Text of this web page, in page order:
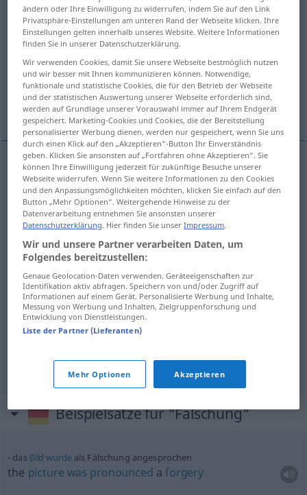
Übersicht aller Übersetzungen
(Für mehr Details die Übersetzung anklicken/antippen)
falsification fake, forgery, hoax
counterfeit money
falsification Fälschung durch Änderung
fake FälschungDokument, Kunstwerk etc
forgery FälschungDokument, Kunstwerk etc
hoax FälschungDokument, Kunstwerk etc
counterfeitmoney FälschungFalschgeld
Beispielsätze für "Fälschung"
das Bild wurdeals Fälschung angesprochen
the picture was pronounced aforgery
ändern oder Ihre Einwilligung zu widerrufen, indem Sie auf den Link
Privatsphäre-Einstellungen am unteren Rand der Webseite klicken. Ihre
Einstellungen gelten innerhalb unseres Website. Weitere Informationen
finden Sie in unserer Datenschutzerklärung.
Wir verwenden Cookies, damit Sie unsere Webseite bestmöglich nutzen
und wir besser mit Ihnen kommunizieren können. Notwendige,
funktionale und statistische Cookies, die für den Betrieb der Webseite
und der statistischen Auswertung unserer Webseite erforderlich sind,
werden auf Grundlage unserer Vorauswahl immer auf Ihrem Endgerät
gespeichert. Marketing-Cookies und Cookies, die der Bereitstellung
personalisierter Werbung dienen, werden nur gespeichert, wenn Sie uns
durch einen Klick auf den „Akzeptieren“-Button Ihr Einverständnis
geben. Klicken Sie ansonsten auf „Fortfahren ohne Akzeptieren“. Sie
können Ihre Einwilligung jederzeit für zukünftige Besuche unserer
Webseite widerrufen. Wenn Sie weitere Informationen zu den Cookies
und den Anpassungsmöglichkeiten möchten, klicken Sie einfach auf den
Button „Mehr Optionen“. Weitergehende Hinweise zu der
Datenverarbeitung entnehmen Sie ansonsten unserer
Datenschutzerklärung. Hier finden Sie unserImpressum.
Wir und unsere Partner verarbeiten Daten, um
Folgendes bereitzustellen:
Genaue Geolocation-Daten verwenden. Geräteeigenschaften zur
Identifikation aktiv abfragen. Speichern von und/oder Zugriff auf
Informationen auf einem Gerät. Personalisierte Werbung und Inhalte,
Messung von Werbung und Inhalten, Zielgruppenforschung und
Entwicklung von Dienstleistungen.
Liste der Partner (Lieferanten)
Mehr Optionen Akzeptieren